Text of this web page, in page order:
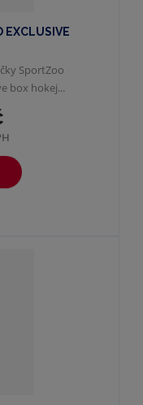
EXCLUSIVE
SportZoo
box hokej...